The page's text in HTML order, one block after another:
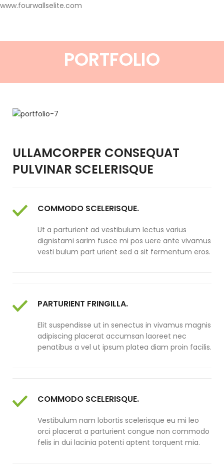
www.fourwallselite.com
PORTFOLIO
ULLAMCORPER CONSEQUAT
PULVINAR SCELERISQUE
COMMODO SCELERISQUE.
Ut a parturient ad vestibulum lectus varius
dignistami sarim fusce mi pos uere ante vivamus
vesti bulum part urient sed a sit fermentum eros.
PARTURIENT FRINGILLA.
Elit suspendisse ut in senectus in vivamus magnis
adipiscing placerat accumsan laoreet nec
penatibus a vel ut ipsum platea diam proin facilis.
COMMODO SCELERISQUE.
Vestibulum nam lobortis scelerisque eu mi leo
orci placerat a parturient congue non commodo
felis in dui lacinia potenti aptent torquent mia.